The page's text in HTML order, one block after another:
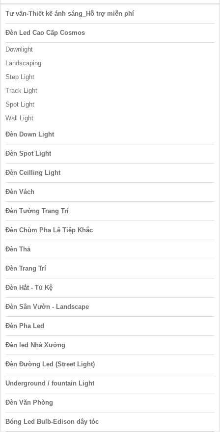
Tư vấn-Thiết kế ánh sáng_Hỗ trợ miễn phí
Đèn Led Cao Cấp Cosmos
Downlight
Landscaping
Step Light
Track Light
Spot Light
Wall Light
Đèn Down Light
Đèn Spot Light
Đèn Ceilling Light
Đèn Vách
Đèn Tường Trang Trí
Đèn Chùm Pha Lê Tiệp Khắc
Đèn Thả
Đèn Trang Trí
Đèn Hắt - Tủ Kệ
Đèn Sân Vườn - Landscape
Đèn Pha Led
Đèn led Nhà Xưởng
Đèn Đường Led (Street Light)
Underground / fountain Light
Đèn Văn Phòng
Bóng Led Bulb-Edison dây tóc